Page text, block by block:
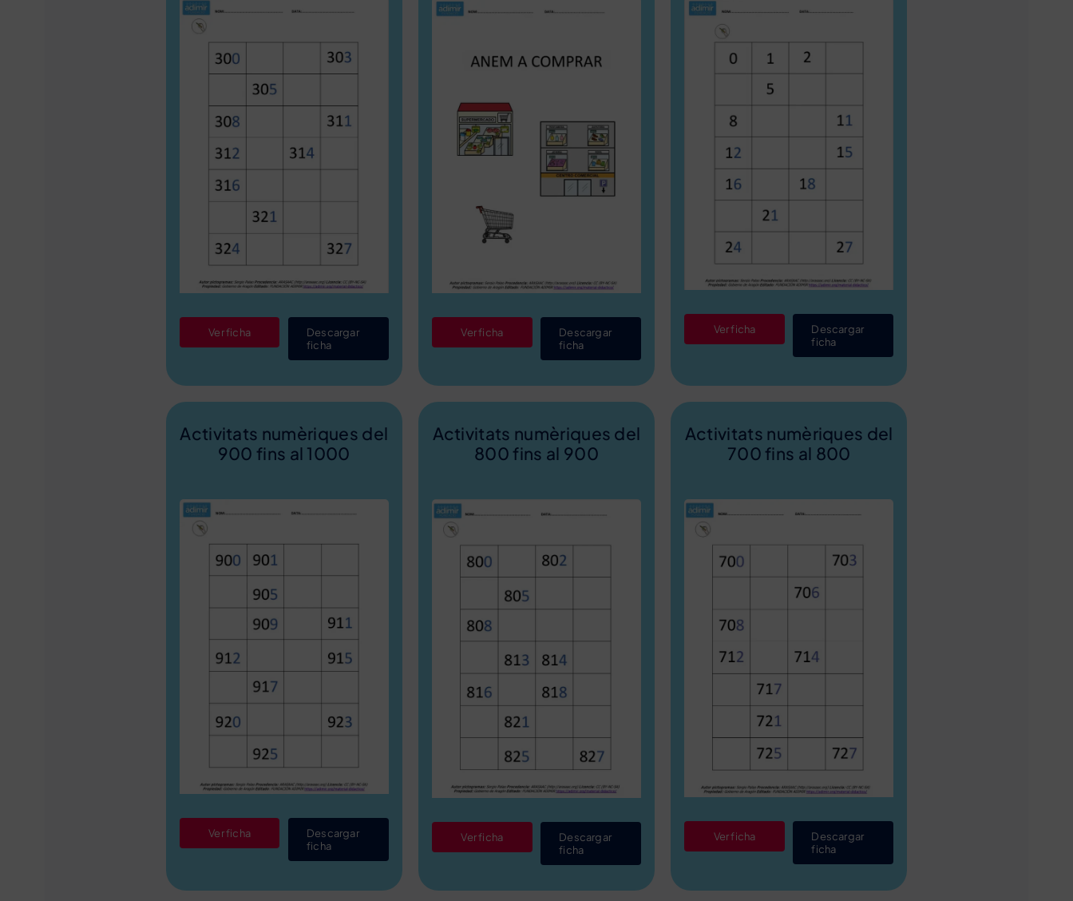
Ver ficha
Descargar
ficha
Ver ficha
Descargar
ficha
Ver ficha
Descargar
ficha
Activitats numèriques del
900 fins al 1000
Ver ficha
Descargar
ficha
Activitats numèriques del
800 fins al 900
Ver ficha
Descargar
ficha
Activitats numèriques del
700 fins al 800
Ver ficha
Descargar
ficha